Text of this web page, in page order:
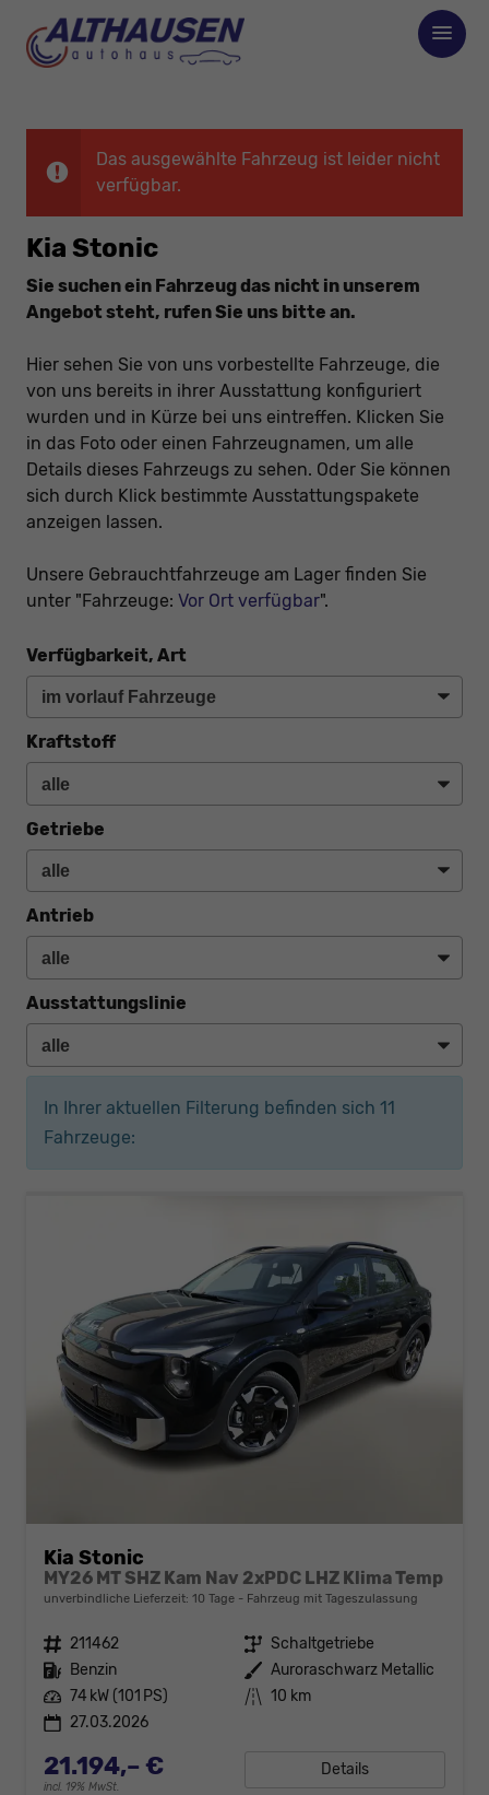
Das ausgewählte Fahrzeug ist leider nicht
verfügbar.
Kia Stonic
Sie suchen ein Fahrzeug das nicht in unserem
Angebot steht, rufen Sie uns bitte an.
Hier sehen Sie von uns vorbestellte Fahrzeuge, die
von uns bereits in ihrer Ausstattung konfiguriert
wurden und in Kürze bei uns eintreffen. Klicken Sie
in das Foto oder einen Fahrzeugnamen, um alle
Details dieses Fahrzeugs zu sehen. Oder Sie können
sich durch Klick bestimmte Ausstattungspakete
anzeigen lassen.
Unsere Gebrauchtfahrzeuge am Lager finden Sie
unter "Fahrzeuge: Vor Ort verfügbar".
Verfügbarkeit, Art
Kraftstoff
Getriebe
Antrieb
Ausstattungslinie
In Ihrer aktuellen Filterung befinden sich 11
Fahrzeuge:
Kia Stonic
MY26 MT SHZ Kam Nav 2xPDC LHZ Klima Temp
unverbindliche Lieferzeit: 10 Tage Fahrzeug mit Tageszulassung
Fahrzeugnr. 211462 Getriebe Schaltgetriebe
Kraftstoff Benzin Außenfarbe Auroraschwarz Metallic
Leistung 74 kW (101 PS) Kilometerstand 10 km
27.03.2026
21.194,– €
incl. 19% MwSt.
Details